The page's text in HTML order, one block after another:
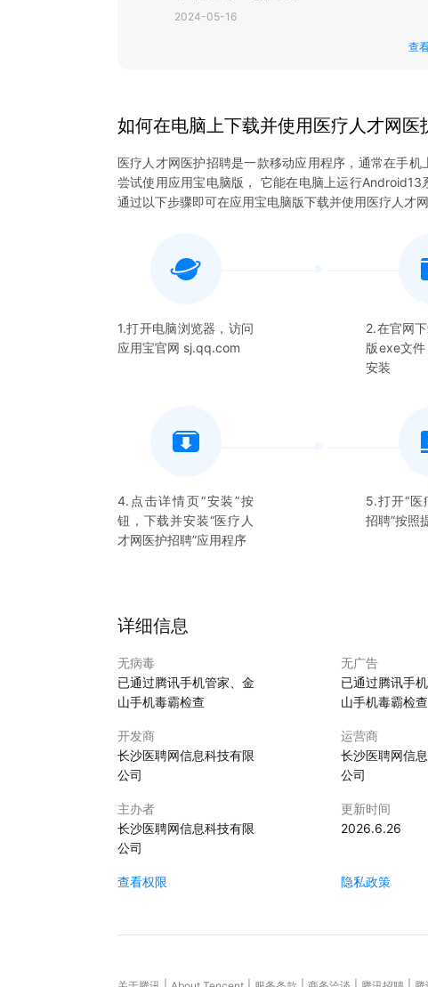
2024-05-16
查
如何在电脑上下载并使用医疗人才网医
医疗人才网医护招聘是一款移动应用程序，通常在手机
尝试使用应用宝电脑版， 它能在电脑上运行Android13
通过以下步骤即可在应用宝电脑版下载并使用医疗人才
1.打开电脑浏览器，访问
应用宝官网 sj.qq.com
2.在官网
版exe文
安装
4.点击详情页“安装”按
钮，下载并安装“医疗人
才网医护招聘”应用程序
5.打开“医
招聘”按照
详细信息
无病毒
已通过腾讯手机管家、金
山手机毒霸检查
无广告
已通过腾讯手
山手机毒霸检查
开发商
长沙医聘网信息科技有限
公司
运营商
长沙医聘网信
公司
主办者
长沙医聘网信息科技有限
公司
更新时间
2026.6.26
查看权限 隐私政策